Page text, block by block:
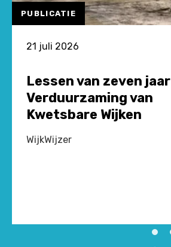
PUBLICATIE
21 juli 2026
Lessen van zeven jaar
Verduurzaming van
Kwetsbare Wijken
WijkWijzer